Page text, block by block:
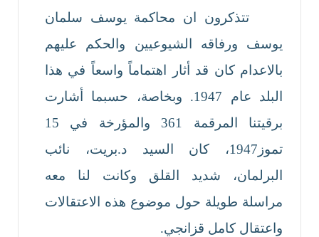
تتذكرون ان محاكمة يوسف سلمان
يوسف ورفاقه الشيوعيين والحكم عليهم
بالاعدام كان قد أثار اهتماماً واسعاً في هذا
البلد عام 1947. وبخاصة، حسبما أشارت
برقيتنا المرقمة 361 والمؤرخة في 15
تموز1947، كان السيد د.بريت، نائب
البرلمان، شديد القلق وكانت لنا معه
مراسلة طويلة حول موضوع هذه الاعتقالات
واعتقال كامل قزانجي.